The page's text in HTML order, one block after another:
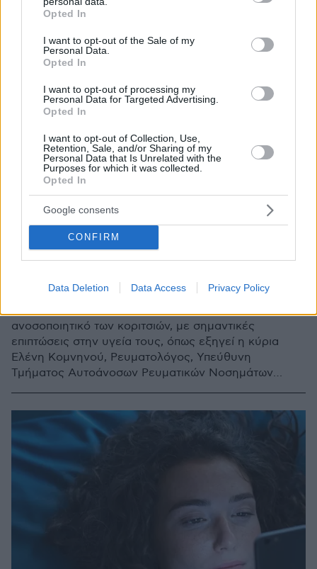
grant or deny consent to Google and its third-party tags to
use your data for below specified purposes in below Google
consent section.
Opted In
I want to opt-out of the Sale of my
Personal Data.
Opted In
I want to opt-out of processing my
Personal Data for Targeted Advertising.
Opted In
I want to opt-out of Collection, Use,
Retention, Sale, and/or Sharing of my
Personal Data that Is Unrelated with the
Purposes for which it was collected.
Opted In
Google consents
CONFIRM
Data Deletion Data Access Privacy Policy
κορίτσια – Η ειδικός εξηγεί
Η εφηβεία φέρνει μεγάλες αλλαγές στο
ανοσοποιητικό των κοριτσιών, με σημαντικές
επιπτώσεις στην υγεία τους, όπως εξηγεί η κύρια
Ελένη Κομνηνού, Ρευματολόγος, Υπεύθυνη
Τμήματος Αυτοάνοσων Ρευματικών Νοσημάτων
21.10.2025, 08:35